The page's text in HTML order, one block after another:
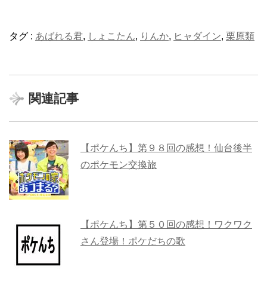
タグ : あばれる君, しょこたん, りんか, ヒャダイン, 栗原類
関連記事
【ポケんち】第９８回の感想！仙台後半
のポケモン交換旅
【ポケんち】第５０回の感想！ワクワク
さん登場！ポケだちの歌